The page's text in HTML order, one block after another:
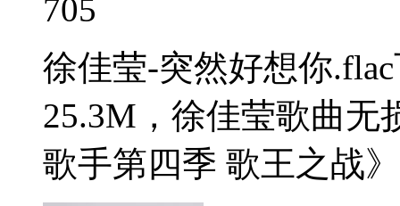
705
徐佳莹-突然好想你
25.3M，徐佳莹歌曲无
歌手第四季 歌王之战